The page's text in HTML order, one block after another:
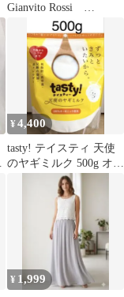
Gianvito Rossi
GIANVITO 85
¥4,400
tasty! テイスティ 天使
のヤギミルク 500g オー
ガニック原料 犬猫兼用
¥ 1,999